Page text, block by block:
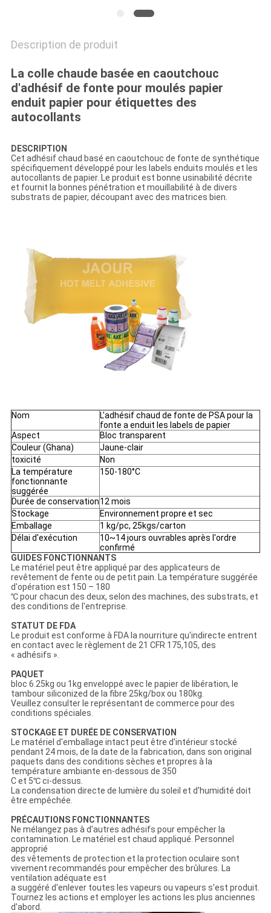
Description de produit
La colle chaude basée en caoutchouc
d'adhésif de fonte pour moulés papier
enduit papier pour étiquettes des
autocollants
DESCRIPTION
Cet adhésif chaud basé en caoutchouc de fonte de synthétique
spécifiquement développé pour les labels enduits moulés et les
autocollants de papier. Le produit est bonne usinabilité décrite
et fournit la bonnes pénétration et mouillabilité à de divers
substrats de papier, découpant avec des matrices bien.
Nom
L'adhésif chaud de fonte de PSA pour la
fonte a enduit les labels de papier
Aspect
Bloc transparent
Couleur (Ghana)
Jaune-clair
toxicité
Non
La température
fonctionnante
suggérée
150-180°C
Durée de conservation12 mois
Stockage
Environnement propre et sec
Emballage
1 kg/pc, 25kgs/carton
Délai d'exécution
10~14 jours ouvrables après l'ordre
confirmé
GUIDES FONCTIONNANTS
Le matériel peut être appliqué par des applicateurs de
revêtement de fente ou de petit pain. La température suggérée
d'opération est 150 – 180
℃ pour chacun des deux, selon des machines, des substrats, et
des conditions de l'entreprise.
STATUT DE FDA
Le produit est conforme à FDA la nourriture qu'indirecte entrent
en contact avec le règlement de 21 CFR 175,105, des
« adhésifs ».
PAQUET
bloc 6.25kg ou 1kg enveloppé avec le papier de libération, le
tambour siliconized de la fibre 25kg/box ou 180kg.
Veuillez consulter le représentant de commerce pour des
conditions spéciales.
STOCKAGE ET DURÉE DE CONSERVATION
Le matériel d'emballage intact peut être d'intérieur stocké
pendant 24 mois, de la date de la fabrication, dans son original
paquets dans des conditions sèches et propres à la
température ambiante en-dessous de 350
C et 5℃ ci-dessus.
La condensation directe de lumière du soleil et d'humidité doit
être empêchée.
PRÉCAUTIONS FONCTIONNANTES
Ne mélangez pas à d'autres adhésifs pour empêcher la
contamination. Le matériel est chaud appliqué. Personnel
approprié
des vêtements de protection et la protection oculaire sont
vivement recommandés pour empêcher des brûlures. La
ventilation adéquate est
a suggéré d'enlever toutes les vapeurs ou vapeurs s'est produit.
Tournez les actions et employer les actions les plus anciennes
d'abord.